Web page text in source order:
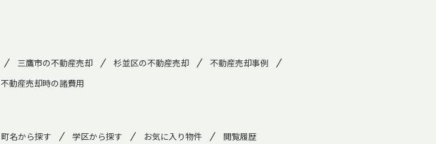
三鷹市の不動産売却 杉並区の不動産売却
不動産売却事例
不動産売却時の諸費用
町名から探す 学区から探す お気に入り物件 閲覧履歴